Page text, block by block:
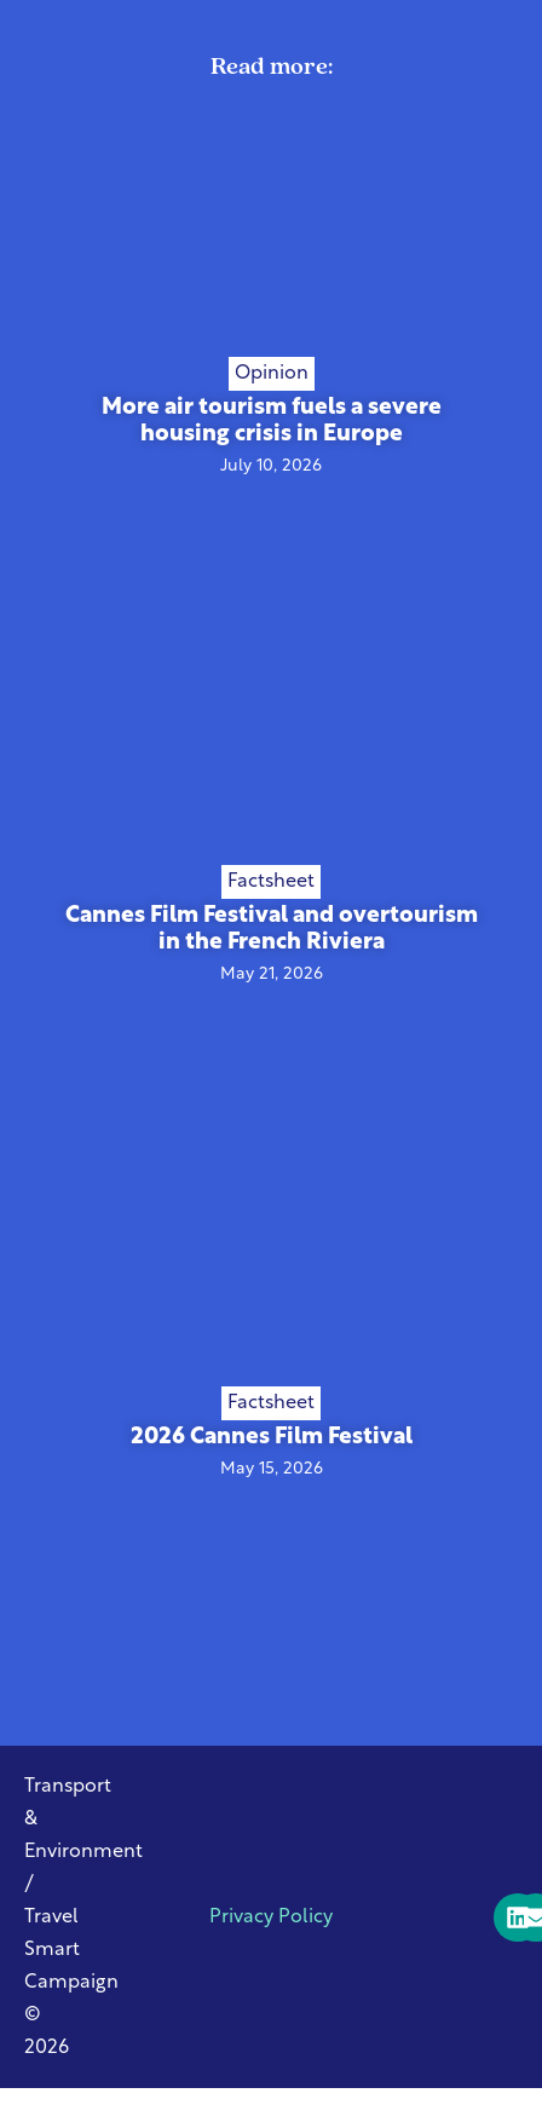
Read more:
Opinion
More air tourism fuels a severe
housing crisis in Europe
July 10, 2026
Factsheet
Cannes Film Festival and overtourism
in the French Riviera
May 21, 2026
Factsheet
2026 Cannes Film Festival
May 15, 2026
Transport
&
Environment
/
Travel
Smart
Campaign
©
2026
Privacy Policy